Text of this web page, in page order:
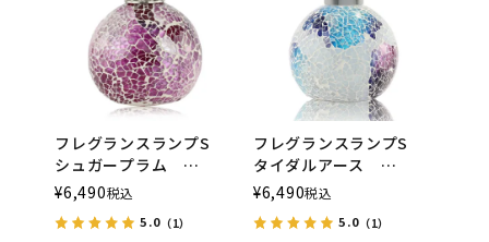
フレグランスランプS
シュガープラム
ASHLEIGH&BURWOOD
（アシュレイアンドバー
ウッド）
¥6,490税込
5.0 （1）
フレグランスランプS
タイダルアース
ASHLEIGH&BURWOOD
（アシュレイアンドバー
ウッド）
¥6,490税込
5.0（1）